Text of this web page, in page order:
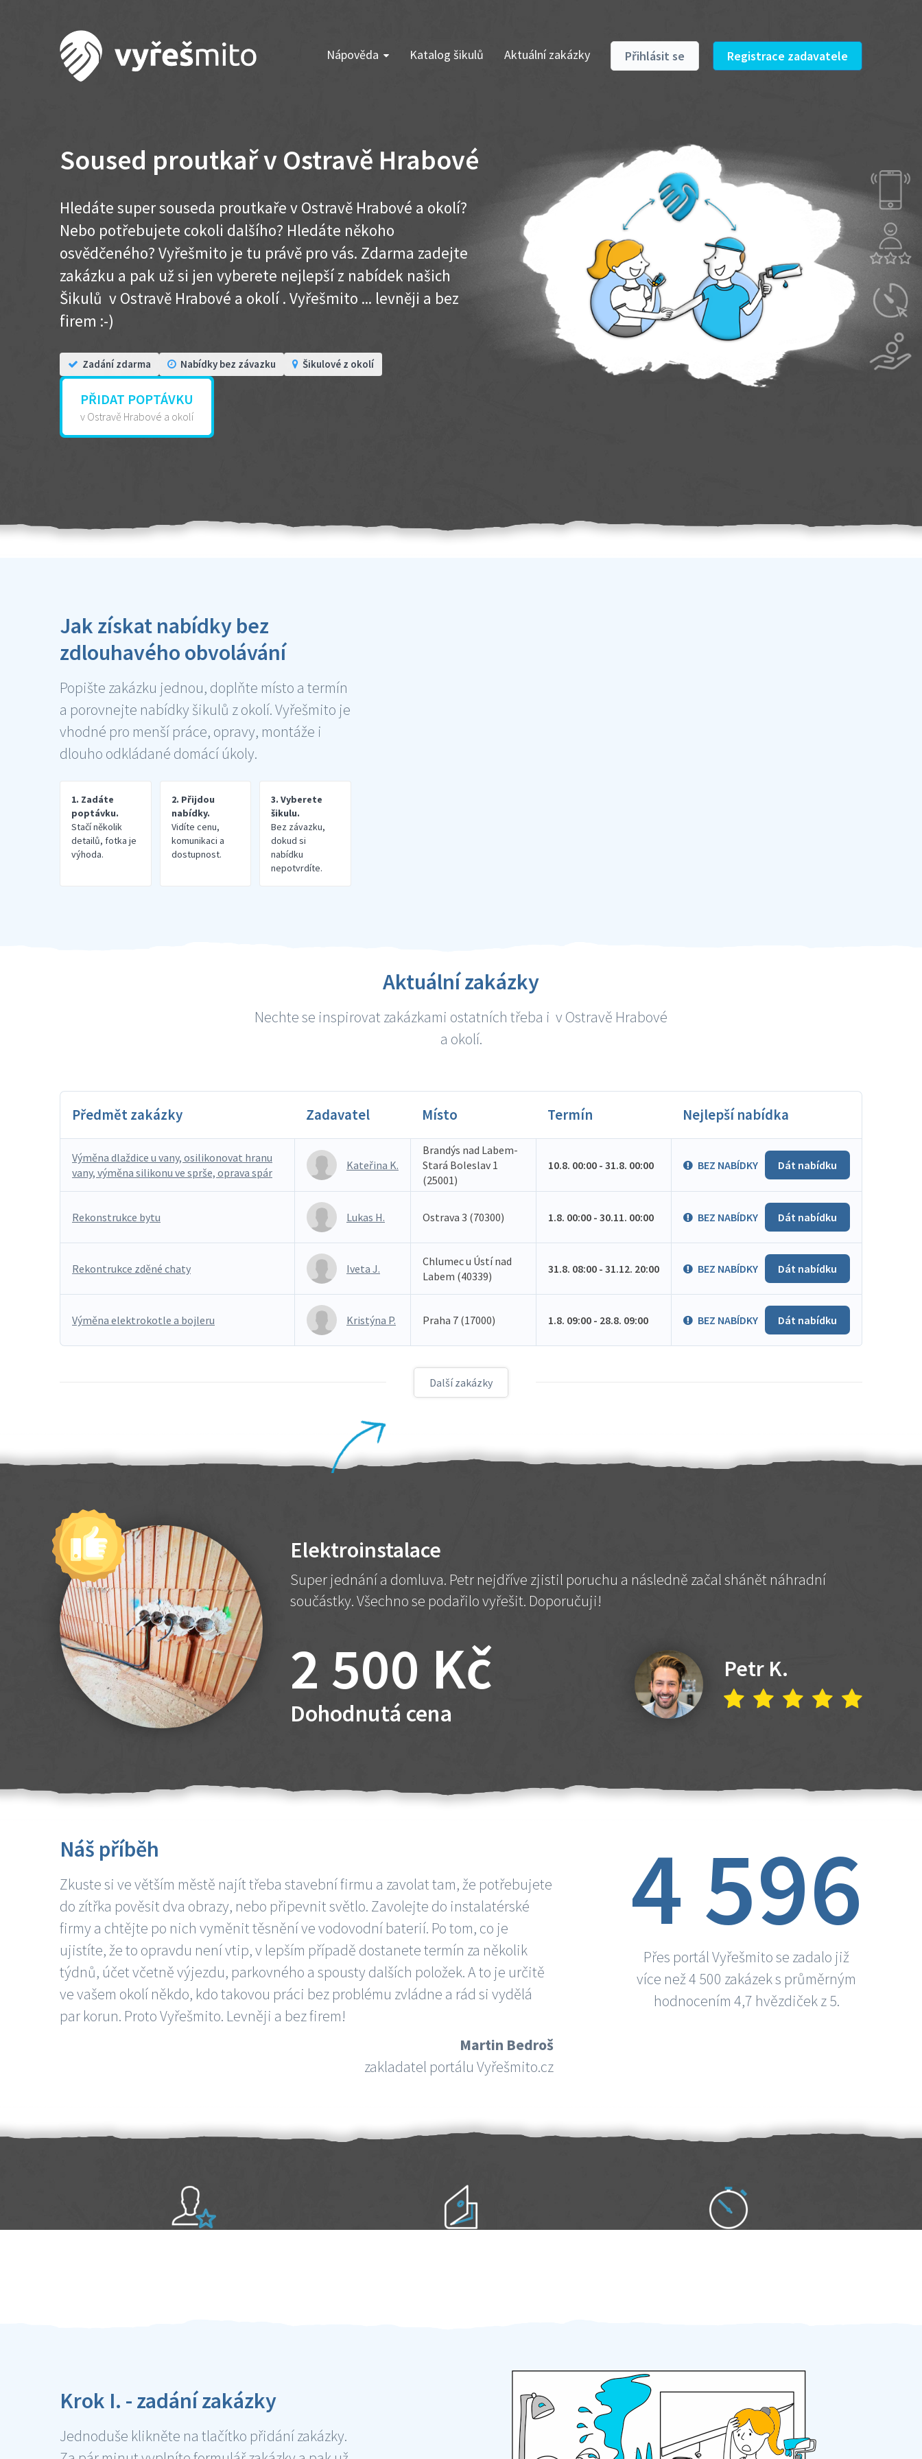
Nápověda Katalog šikulů Aktuální zakázky Přihlásit se Registrace zadavatele
Soused proutkař v Ostravě Hrabové
Hledáte super souseda proutkaře v Ostravě Hrabové a okolí?
Nebo potřebujete cokoli dalšího? Hledáte někoho
osvědčeného? Vyřešmito je tu právě pro vás. Zdarma zadejte
zakázku a pak už si jen vyberete nejlepší z nabídek našich
Šikulů v Ostravě Hrabové a okolí . Vyřešmito ... levněji a bez
firem :-)
Zadání zdarma Nabídky bez závazku Šikulové z okolí
PŘIDAT POPTÁVKU
v Ostravě Hrabové a okolí
Jak získat nabídky bez
zdlouhavého obvolávání
Popište zakázku jednou, doplňte místo a termín
a porovnejte nabídky šikulů z okolí. Vyřešmito je
vhodné pro menší práce, opravy, montáže i
dlouho odkládané domácí úkoly.
1. Zadáte
poptávku.
Stačí několik
detailů, fotka je
výhoda.
2. Přijdou
nabídky.
Vidíte cenu,
komunikaci a
dostupnost.
3. Vyberete
šikulu.
Bez závazku,
dokud si
nabídku
nepotvrdíte.
Aktuální zakázky
Nechte se inspirovat zakázkami ostatních třeba i v Ostravě Hrabové
a okolí.
Předmět zakázky Zadavatel Místo Termín Nejlepší nabídka
Výměna dlaždice u vany, osilikonovat hranu
vany, výměna silikonu ve sprše, oprava spár
Kateřina K.
Brandýs nad Labem-
Stará Boleslav 1
(25001)
10.8. 00:00 - 31.8. 00:00 BEZ NABÍDKY Dát nabídku
Rekonstrukce bytu Lukas H. Ostrava 3 (70300) 1.8. 00:00 - 30.11. 00:00 BEZ NABÍDKY Dát nabídku
Rekontrukce zděné chaty Iveta J.
Chlumec u Ústí nad
Labem (40339)
31.8. 08:00 - 31.12. 20:00 BEZ NABÍDKY Dát nabídku
Výměna elektrokotle a bojleru Kristýna P. Praha 7 (17000) 1.8. 09:00 - 28.8. 09:00 BEZ NABÍDKY Dát nabídku
Další zakázky
Elektroinstalace
Super jednání a domluva. Petr nejdříve zjistil poruchu a následně začal shánět náhradní
součástky. Všechno se podařilo vyřešit. Doporučuji!
2 500 Kč
Dohodnutá cena
Petr K.
Náš příběh
Zkuste si ve větším městě najít třeba stavební firmu a zavolat tam, že potřebujete
do zítřka pověsit dva obrazy, nebo připevnit světlo. Zavolejte do instalatérské
firmy a chtějte po nich vyměnit těsnění ve vodovodní baterií. Po tom, co je
ujistíte, že to opravdu není vtip, v lepším případě dostanete termín za několik
týdnů, účet včetně výjezdu, parkovného a spousty dalších položek. A to je určitě
ve vašem okolí někdo, kdo takovou práci bez problému zvládne a rád si vydělá
par korun. Proto Vyřešmito. Levněji a bez firem!
Martin Bedroš
zakladatel portálu Vyřešmito.cz
4 596
Přes portál Vyřešmito se zadalo již
více než 4 500 zakázek s průměrným
hodnocením 4,7 hvězdiček z 5.
Krok I. - zadání zakázky
Jednoduše klikněte na tlačítko přidání zakázky.